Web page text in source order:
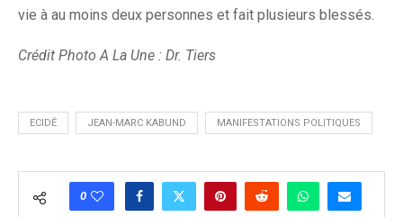
vie à au moins deux personnes et fait plusieurs blessés.
Crédit Photo A La Une : Dr. Tiers
ECIDÉ JEAN-MARC KABUND MANIFESTATIONS POLITIQUES
0